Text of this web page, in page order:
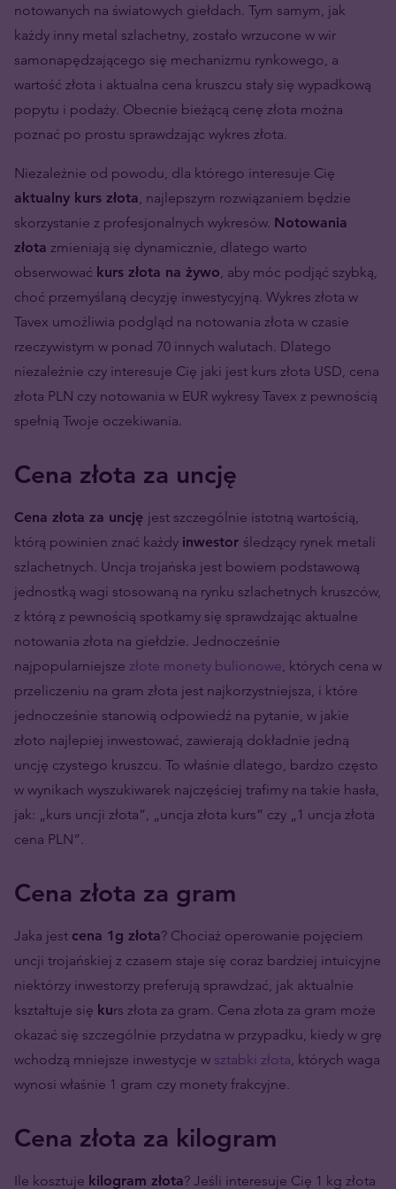
notowanych na światowych giełdach. Tym samym, jak
każdy inny metal szlachetny, zostało wrzucone w wir
samonapędzającego się mechanizmu rynkowego, a
wartość złota i aktualna cena kruszcu stały się wypadkową
popytu i podaży. Obecnie bieżącą cenę złota można
poznać po prostu sprawdzając wykres złota.
Niezależnie od powodu, dla którego interesuje Cię
aktualny kurs złota , najlepszym rozwiązaniem będzie
skorzystanie z profesjonalnych wykresów. Notowania
złota zmieniają się dynamicznie, dlatego warto
obserwować kurs złota na żywo , aby móc podjąć szybką,
choć przemyślaną decyzję inwestycyjną. Wykres złota w
Tavex umożliwia podgląd na notowania złota w czasie
rzeczywistym w ponad 70 innych walutach. Dlatego
niezależnie czy interesuje Cię jaki jest kurs złota USD, cena
złota PLN czy notowania w EUR wykresy Tavex z pewnością
spełnią Twoje oczekiwania.
Cena złota za uncję
Cena złota za uncję jest szczególnie istotną wartością,
którą powinien znać każdy inwestor śledzący rynek metali
szlachetnych. Uncja trojańska jest bowiem podstawową
jednostką wagi stosowaną na rynku szlachetnych kruszców,
z którą z pewnością spotkamy się sprawdzając aktualne
notowania złota na giełdzie. Jednocześnie
najpopularniejsze złote monety bulionowe , których cena w
przeliczeniu na gram złota jest najkorzystniejsza, i które
jednocześnie stanowią odpowiedź na pytanie, w jakie
złoto najlepiej inwestować, zawierają dokładnie jedną
uncję czystego kruszcu. To właśnie dlatego, bardzo często
w wynikach wyszukiwarek najczęściej trafimy na takie hasła,
jak: „kurs uncji złota”, „uncja złota kurs” czy „1 uncja złota
cena PLN”.
Cena złota za gram
Jaka jest cena 1g złota? Chociaż operowanie pojęciem
uncji trojańskiej z czasem staje się coraz bardziej intuicyjne
niektórzy inwestorzy preferują sprawdzać, jak aktualnie
kształtuje się kurs złota za gram. Cena złota za gram może
okazać się szczególnie przydatna w przypadku, kiedy w grę
wchodzą mniejsze inwestycje w sztabki złota , których waga
wynosi właśnie 1 gram czy monety frakcyjne.
Cena złota za kilogram
Ile kosztuje kilogram złota? Jeśli interesuje Cię 1 kg złota